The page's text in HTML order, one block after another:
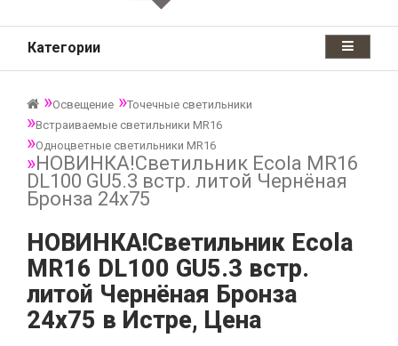
Категории
Освещение
Точечные светильники
Встраиваемые светильники MR16
Одноцветные светильники MR16
НОВИНКА!Светильник Ecola MR16
DL100 GU5.3 встр. литой Чернёная
Бронза 24х75
НОВИНКА!Светильник Ecola
MR16 DL100 GU5.3 встр.
литой Чернёная Бронза
24х75 в Истре, Цена